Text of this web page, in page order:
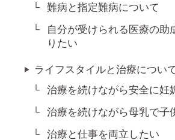
難病と指定難病について
自分が受けられる医療の助
りたい
ライフスタイルと治療につい
治療を続けながら安全に妊
治療を続けながら母乳で子
治療と仕事を両立したい